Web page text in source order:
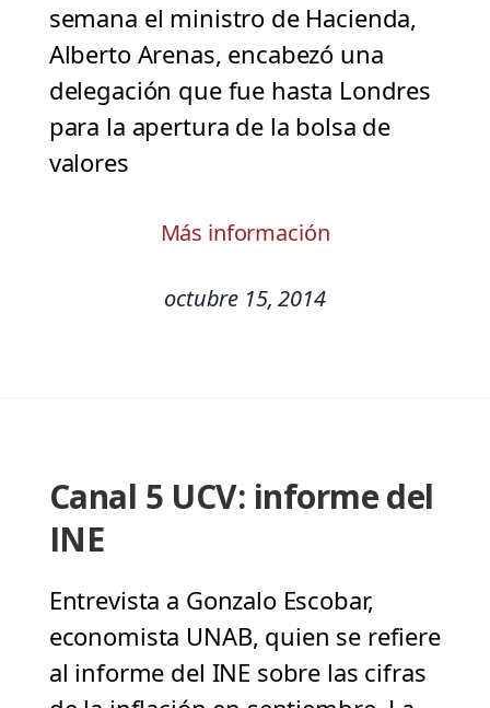
semana el ministro de Hacienda,
Alberto Arenas, encabezó una
delegación que fue hasta Londres
para la apertura de la bolsa de
valores
Más información
octubre 15, 2014
Canal 5 UCV: informe del
INE
Entrevista a Gonzalo Escobar,
economista UNAB, quien se refiere
al informe del INE sobre las cifras